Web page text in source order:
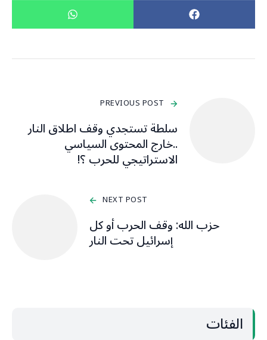
PREVIOUS POST
سلطة تستجدي وقف اطلاق النار
..خارج المحتوى السياسي
الاستراتيجي للحرب ؟!
NEXT POST
حزب الله: وقف الحرب أو كل
إسرائيل تحت النار
الفئات